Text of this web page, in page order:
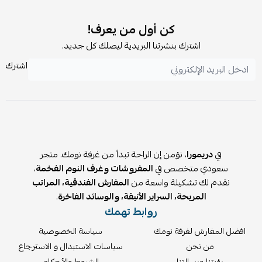
كن أول من يعرف!
اشترك بنشرتنا البريدية ليصلك كل جديد.
اشترك
فيدريمورا، نؤمن إن الراحة تبدأ من غرفة نومك. متجر
سعودي متخصص فيالمفروشات وغرف النوم الفخمة،
نقدم لك تشكيلة واسعة منالمفارش الفندقية، المراتب
المريحة، السراير الأنيقة، والوسائد الفاخرة.
روابط تهمك
افضل المفارش لغرفة نومك
من نحن
سياسة الخصوصية
سياسات الاستبدال و الاسترجاع